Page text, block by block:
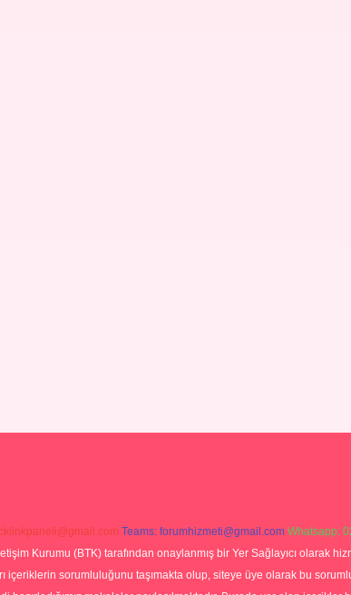
Teams: forumhizmeti@gmail.com Whatsapp:
Kurumu (BTK) tarafından onaylanmış bir Yer Sağlayıcı olarak
içeriklerin sorumluluğunu taşımakta olup, siteye üye olarak bu